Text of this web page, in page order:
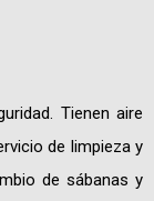
Tienen aire
de limpieza y
de sábanas y